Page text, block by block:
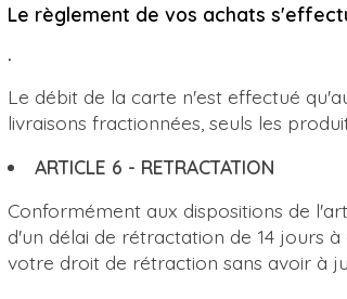
Le règlement de vos achats
.
Le débit de la carte n'est effectué
livraisons fractionnées, seuls les
ARTICLE 6 - RETRACTATION
Conformément aux dispositions de
d'un délai de rétractation de 14 jours
votre droit de rétraction sans avoir à